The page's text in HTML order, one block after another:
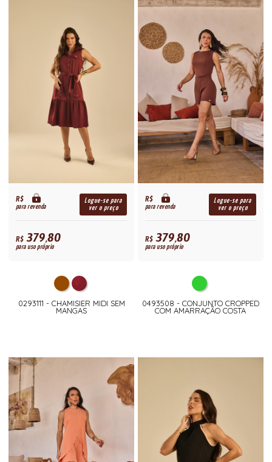
R$
para revenda
Logue-se para
ver o preço
R$379,80
para uso próprio
0293111 - CHAMISIER MIDI SEM
MANGAS
R$
para revenda
Logue-se para
ver o preço
R$379,80
para uso próprio
0493508 - CONJUNTO CROPPED
COM AMARRAÇÃO COSTA